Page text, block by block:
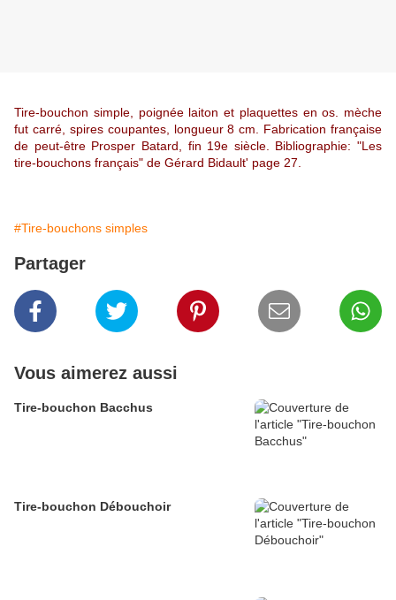
Tire-bouchon simple, poignée laiton et plaquettes en os. mèche
fut carré, spires coupantes, longueur 8 cm. Fabrication française
de peut-être Prosper Batard, fin 19e siècle. Bibliographie: "Les
tire-bouchons français" de Gérard Bidault' page 27.
#Tire-bouchons simples
Partager
Vous aimerez aussi
Tire-bouchon Bacchus
Tire-bouchon Débouchoir